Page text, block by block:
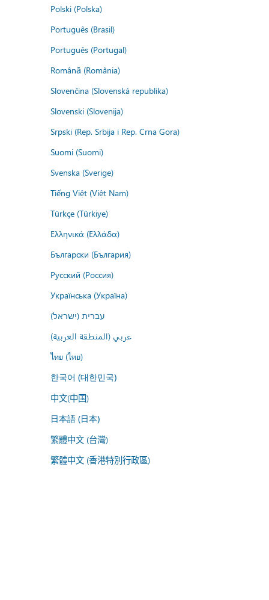
Polski (Polska)
Português (Brasil)
Português (Portugal)
Română (România)
Slovenčina (Slovenská republika)
Slovenski (Slovenija)
Srpski (Rep. Srbija i Rep. Crna Gora)
Suomi (Suomi)
Svenska (Sverige)
Tiếng Việt (Việt Nam)
Türkçe (Türkiye)
Ελληνικά (Ελλάδα)
Български (България)
Русский (Россия)
Українська (Україна)
עברית (ישראל)
عربي (المنطقة العربية)
ไทย (ไทย)
한국어 (대한민국)
中文(中国)
日本語 (日本)
繁體中文 (台灣)
繁體中文 (香港特別行政區)